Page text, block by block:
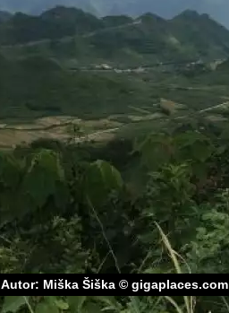
Autor: Miška Šiška © gigaplaces.com